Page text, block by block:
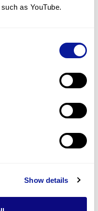
as YouTube.
Show details
스트와 소식을 받아보세요.